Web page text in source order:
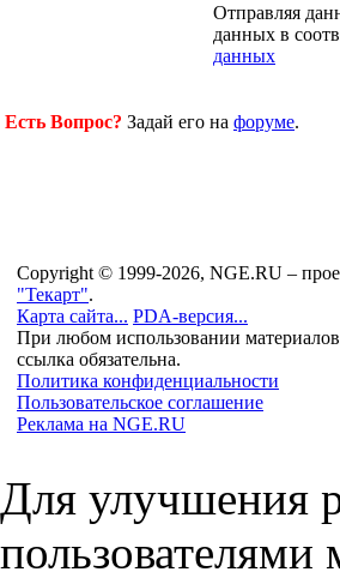
Отправляя
данных в
данных
Есть Вопрос? Задай его на форуме.
Copyright © 1999-2026, NGE.RU –
"Текарт".
Карта сайта... PDA-версия...
При любом использовании
ссылка обязательна.
Политика конфиденциальности
Пользовательское соглашение
Реклама на NGE.RU
Для улучшения